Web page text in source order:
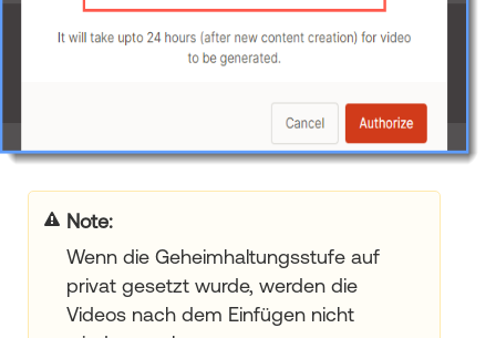
Note:
Wenn die Geheimhaltungsstufe auf
privat gesetzt wurde, werden die
Videos nach dem Einfügen nicht